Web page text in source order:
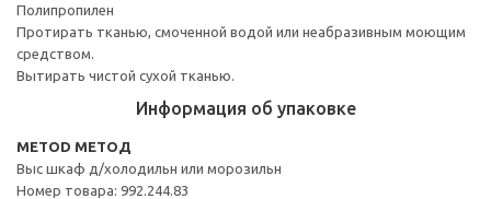
Полипропилен
Протирать тканью, смоченной водой или неабразивным моющим
средством.
Вытирать чистой сухой тканью.
Информация об упаковке
METOD МЕТОД
Выс шкаф д/холодильн или морозильн
Номер товара: 992.244.83